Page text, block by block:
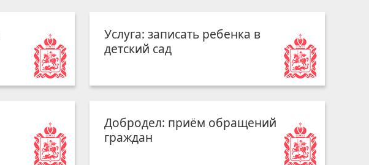
Услуга: записать ребенка в
детский сад
Добродел: приём обращений
граждан